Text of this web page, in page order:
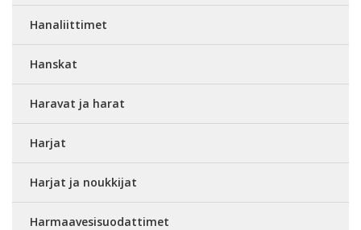
Hanaliittimet
Hanskat
Haravat ja harat
Harjat
Harjat ja noukkijat
Harmaavesisuodattimet